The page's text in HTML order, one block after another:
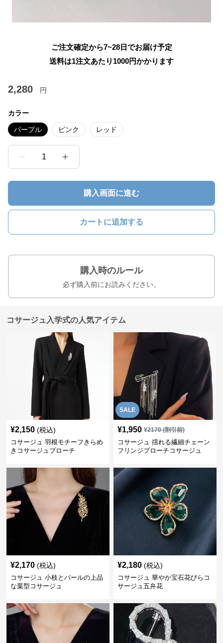
ご注文確定から7~28日でお届け予定
送料は1注文あたり 1000円かかります
2,280 円
カラー
パープル ピンク レッド
1
購入画面に進む
カートに追加する
購入時のルール
必ず購入前にお読みください。
コサージュ入学式の人気アイテム
¥2,150 (税込)
コサージュ 羽根モチーフきらめ
きコサージュブローチ
SALE
¥1,950 ¥2170(割引前)
コサージュ 揺れる繊細チェーン
フリンジブローチコサージュ
¥2,170 (税込)
コサージュ 小枝とパールの上品
な葉型コサージュ
¥2,180 (税込)
コサージュ 華やか宝石花びらコ
サージュ五弁花